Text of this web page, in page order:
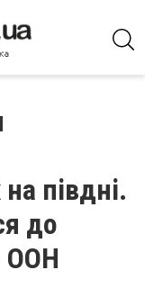
півдні.
до
ООН